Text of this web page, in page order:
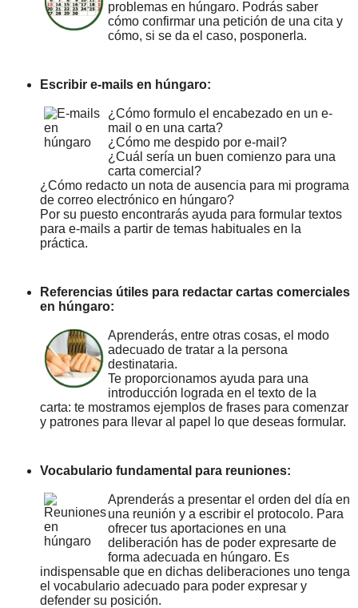
problemas en húngaro. Podrás saber
cómo confirmar una petición de una cita y
cómo, si se da el caso, posponerla.
Escribir e-mails en húngaro:
¿Cómo formulo el encabezado en un e-
mail o en una carta?
¿Cómo me despido por e-mail?
¿Cuál sería un buen comienzo para una
carta comercial?
¿Cómo redacto un nota de ausencia para mi programa
de correo electrónico en húngaro?
Por su puesto encontrarás ayuda para formular textos
para e-mails a partir de temas habituales en la
práctica.
Referencias útiles para redactar cartas comerciales
en húngaro:
Aprenderás, entre otras cosas, el modo
adecuado de tratar a la persona
destinataria.
Te proporcionamos ayuda para una
introducción lograda en el texto de la
carta: te mostramos ejemplos de frases para comenzar
y patrones para llevar al papel lo que deseas formular.
Vocabulario fundamental para reuniones:
Aprenderás a presentar el orden del día en
una reunión y a escribir el protocolo. Para
ofrecer tus aportaciones en una
deliberación has de poder expresarte de
forma adecuada en húngaro. Es
indispensable que en dichas deliberaciones uno tenga
el vocabulario adecuado para poder expresar y
defender su posición.